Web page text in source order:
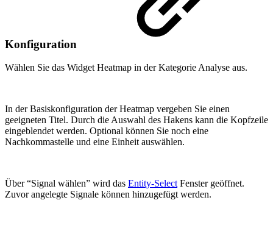
Konfiguration
Wählen Sie das Widget Heatmap in der Kategorie Analyse aus.
In der Basiskonfiguration der Heatmap vergeben Sie einen
geeigneten Titel. Durch die Auswahl des Hakens kann die Kopfzeile
eingeblendet werden. Optional können Sie noch eine
Nachkommastelle und eine Einheit auswählen.
Über “Signal wählen” wird das Entity-SelectFenster geöffnet.
Zuvor angelegte Signale können hinzugefügt werden.